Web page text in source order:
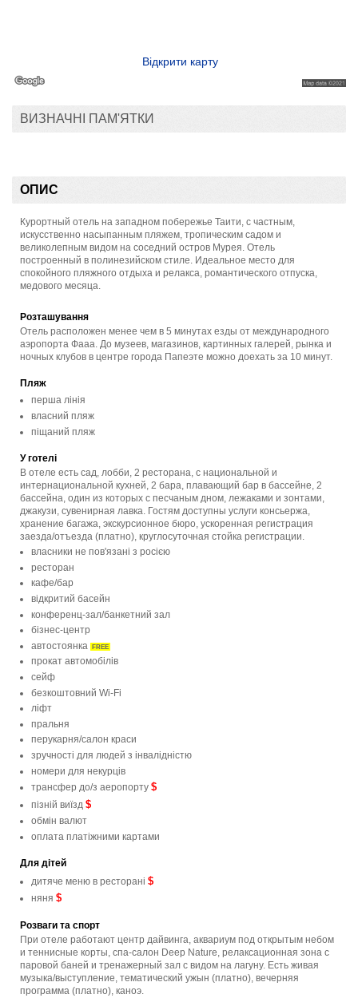
Відкрити карту
ВИЗНАЧНІ ПАМ'ЯТКИ
ОПИС
Курортный отель на западном побережье Таити, с частным,
искусственно насыпанным пляжем, тропическим садом и
великолепным видом на соседний остров Мурея. Отель
построенный в полинезийском стиле. Идеальное место для
спокойного пляжного отдыха и релакса, романтического отпуска,
медового месяца.
Розташування
Отель расположен менее чем в 5 минутах езды от международного
аэропорта Фааа. До музеев, магазинов, картинных галерей, рынка и
ночных клубов в центре города Папеэте можно доехать за 10 минут.
Пляж
перша лінія
власний пляж
піщаний пляж
У готелі
В отеле есть сад, лобби, 2 ресторана, с национальной и
интернациональной кухней, 2 бара, плавающий бар в бассейне, 2
бассейна, один из которых с песчаным дном, лежаками и зонтами,
джакузи, сувенирная лавка. Гостям доступны услуги консьержа,
хранение багажа, экскурсионное бюро, ускоренная регистрация
заезда/отъезда (платно), круглосуточная стойка регистрации.
власники не пов'язані з росією
ресторан
кафе/бар
відкритий басейн
конференц-зал/банкетний зал
бізнес-центр
автостоянка FREE
прокат автомобілів
сейф
безкоштовний Wi-Fi
ліфт
пральня
перукарня/салон краси
зручності для людей з інвалідністю
номери для некурців
трансфер до/з аеропорту $
пізній виїзд $
обмін валют
оплата платіжними картами
Для дітей
дитяче меню в ресторані $
няня $
Розваги та спорт
При отеле работают центр дайвинга, аквариум под открытым небом
и теннисные корты, спа-салон Deep Nature, релаксационная зона с
паровой баней и тренажерный зал с видом на лагуну. Есть живая
музыка/выступление, тематический ужын (платно), вечерняя
программа (платно), каноэ.